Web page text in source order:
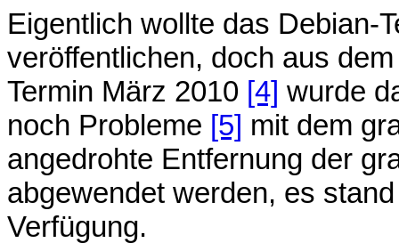
Eigentlich wollte das Debian-
veröffentlichen, doch aus
Termin März 2010 [4] wurde
noch Probleme [5] mit dem
angedrohte Entfernung der
abgewendet werden, es
Verfügung.